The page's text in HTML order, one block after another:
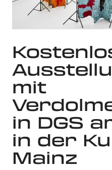
mit
in DGS
in der
Mainz